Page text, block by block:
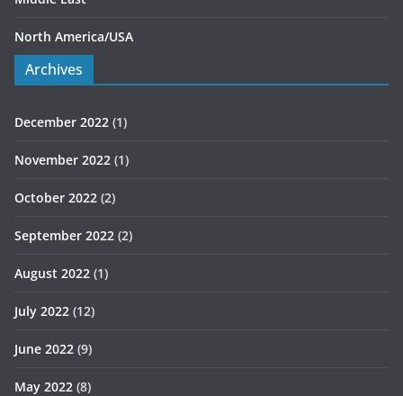
North America/USA
Archives
December 2022 (1)
November 2022 (1)
October 2022 (2)
September 2022 (2)
August 2022 (1)
July 2022 (12)
June 2022 (9)
May 2022 (8)